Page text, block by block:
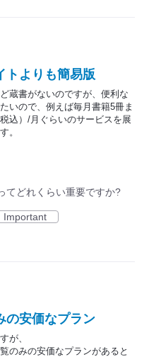
トよりも簡易版
蔵書がないのですが、便利な
いので、例えば毎月書籍5冊ま
込）/月ぐらいのサービスを展
。
てどれくらい重要ですか?
Important
の安価なプラン
が、
のみの安価なプランがあると